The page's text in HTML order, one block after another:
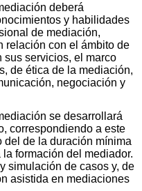
deberá
y habilidades
de mediación,
relación con el ámbito de
servicios, el marco
de ética de la mediación,
negociación y
se desarrollará
correspondiendo a este
del de la duración mínima
formación del mediador.
simulación de casos y, de
asistida en mediaciones